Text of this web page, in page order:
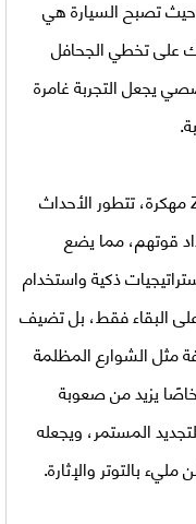
حيث تصبح السيارة هي
على تخطي الجحافل
يجعل التجربة غامرة
، تتطور الأحداث
قوتهم، مما يضع
ذكية واستخدام
البقاء فقط، بل تضيف
مثل الشوارع المظلمة
يزيد من صعوبة
المستمر، ويجعله
بالتوتر والإثارة.